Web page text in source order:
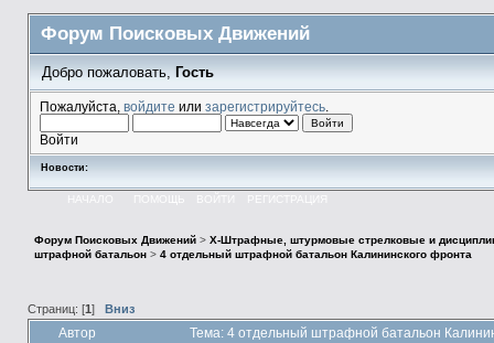
Форум Поисковых Движений
Добро пожаловать, Гость
Пожалуйста, войдите или зарегистрируйтесь.
Войти
Новости:
НАЧАЛО ПОМОЩЬ ВОЙТИ РЕГИСТРАЦИЯ
Форум Поисковых Движений> X-Штрафные, штурмовые стрелковые и
штрафной батальон> 4 отдельный штрафной батальон Калининского фронта
Страниц: [1 ] Вниз
Автор Тема: 4 отдельный штрафной батальон